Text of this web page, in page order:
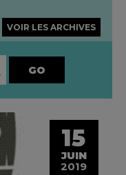
VOIR LES ARCHIVES
15
JUIN
2019